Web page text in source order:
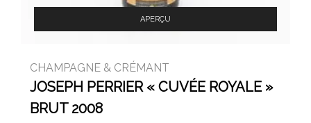
APERÇU
CHAMPAGNE & CRÉMANT
JOSEPH PERRIER « CUVÉE ROYALE »
BRUT 2008